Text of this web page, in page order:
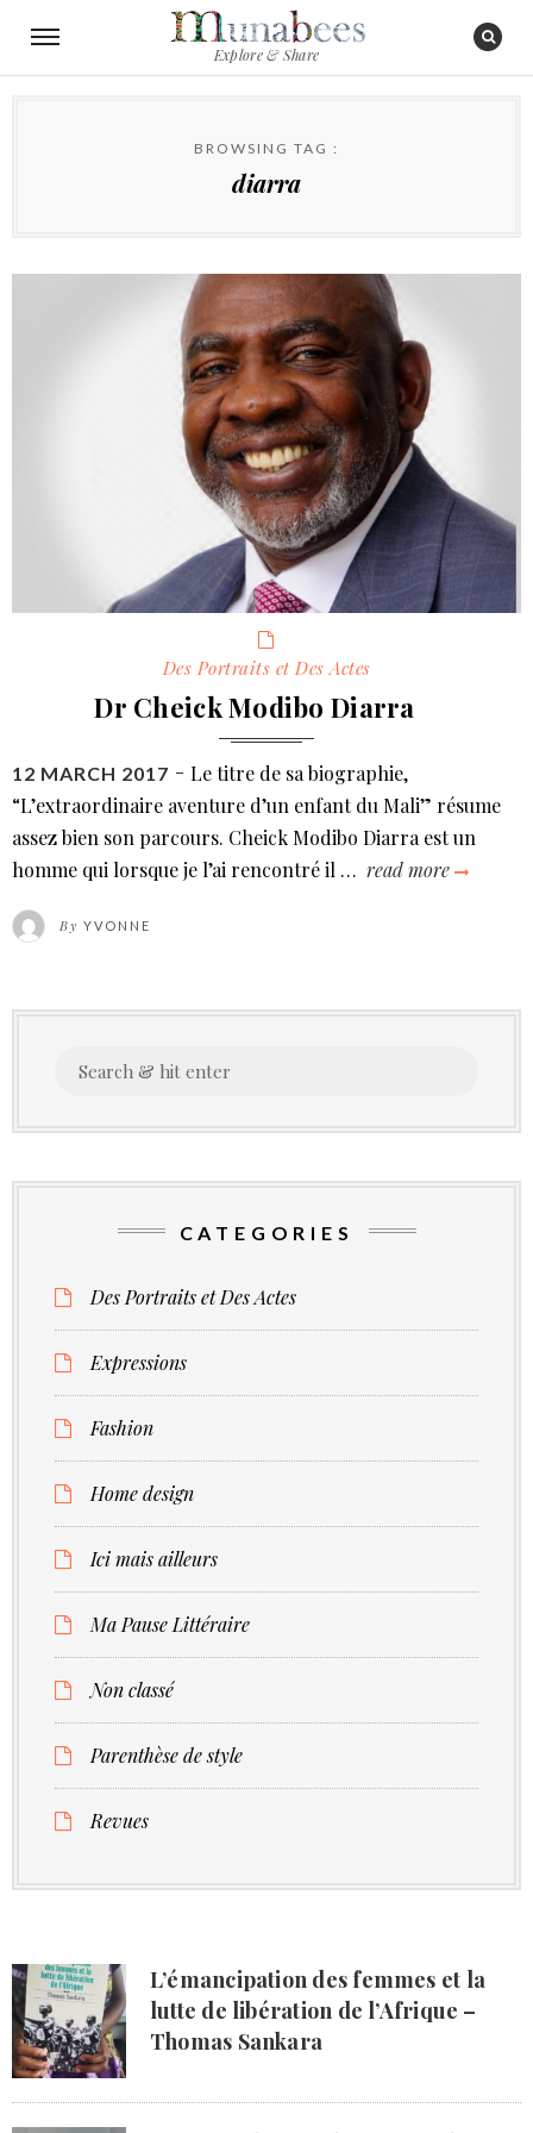
Explore & Share
BROWSING TAG :
diarra
Des Portraits et Des Actes
Dr Cheick Modibo Diarra
POSTED
ON
12 MARCH 2017
Le titre de sa biographie,
“L’extraordinaire aventure d’un enfant du Mali” résume
assez bien son parcours. Cheick Modibo Diarra est un
homme qui lorsque je l’ai rencontré il … read more
By YVONNE
CATEGORIES
Des Portraits et Des Actes
Expressions
Fashion
Home design
Ici mais ailleurs
Ma Pause Littéraire
Non classé
Parenthèse de style
Revues
L’émancipation des femmes et la
lutte de libération de l’Afrique –
Thomas Sankara